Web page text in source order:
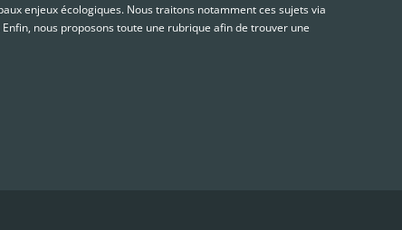
enjeux écologiques. Nous traitons notamment ces sujets via
nous proposons toute une rubrique afin de trouver une